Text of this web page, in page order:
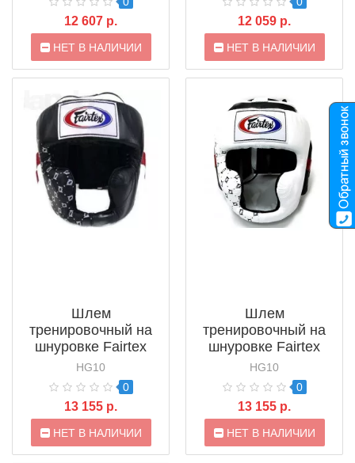
12 607 р.
НЕТ В НАЛИЧИИ
12 059 р.
НЕТ В НАЛИЧИИ
Шлем
тренировочный на
шнуровке Fairtex
HG10 Black / White /
Red
HG10
0
13 155 р.
НЕТ В НАЛИЧИИ
Шлем
тренировочный на
шнуровке Fairtex
HG10 White / Black /
Red
HG10
0
13 155 р.
НЕТ В НАЛИЧИИ